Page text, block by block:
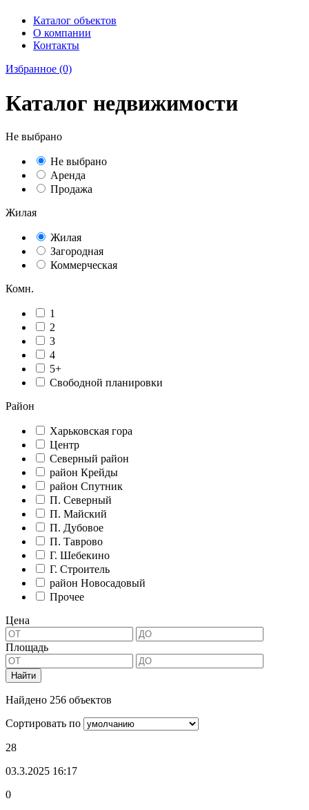
Каталог объектов
О компании
Контакты
Избранное (0)
Каталог недвижимости
Не выбрано
Не выбрано
Аренда
Продажа
Жилая
Жилая
Загородная
Коммерческая
Комн.
1
2
3
4
5+
Свободной планировки
Район
Харьковская гора
Центр
Северный район
район Крейды
район Спутник
П. Северный
П. Майский
П. Дубовое
П. Таврово
Г. Шебекино
Г. Строитель
район Новосадовый
Прочее
Цена
Площадь
Найдено 256 объектов
Сортировать по
28
03.3.2025 16:17
0